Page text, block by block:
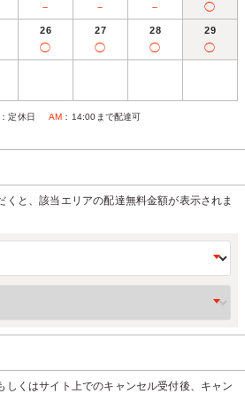
－ － － ◯
26
◯
27
◯
28
◯
29
◯
：定休日 AM ：14:00まで配達可
くと、該当エリアの配達無料金額が表示されま
しくはサイト上でのキャンセル受付後、キャン